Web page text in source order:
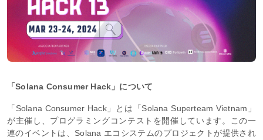
「Solana Consumer Hack」について
「Solana Consumer Hack」とは「Solana Superteam Vietnam」
が主催し、プログラミングコンテストを開催しています。この一
連のイベントは、Solana エコシステムのプロジェクトが提供され